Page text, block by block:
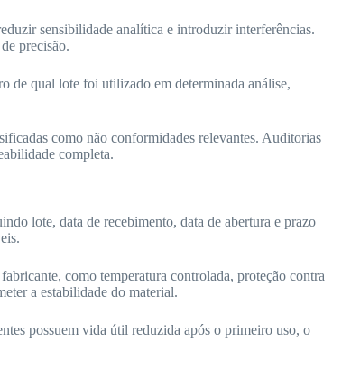
sensibilidade analítica e introduzir interferências.
precisão.
de qual lote foi utilizado em determinada análise,
como não conformidades relevantes. Auditorias
completa.
lote, data de recebimento, data de abertura e prazo
como temperatura controlada, proteção contra
a estabilidade do material.
possuem vida útil reduzida após o primeiro uso, o